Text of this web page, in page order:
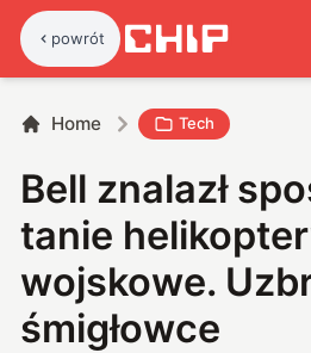
powrót
Home Tech
Bell znalazł
tanie
wojskowe.
śmigłowce